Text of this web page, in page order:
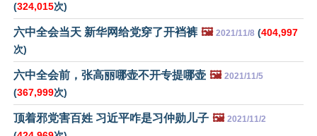
(324,015次)
六中全会当天 新华网给党穿了开裆裤 🖼️ 2021/11/8 (404,997
次)
六中全会前，张高丽哪壶不开专提哪壶 🖼️ 2021/11/5
(367,999次)
顶着邪党害百姓 习近平咋是习仲勋儿子 🖼️ 2021/11/2